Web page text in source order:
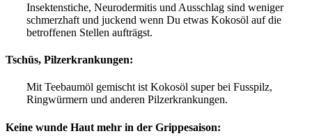
Insektenstiche, Neurodermitis und Ausschlag sind weniger
schmerzhaft und juckend wenn Du etwas Kokosöl auf die
betroffenen Stellen aufträgst.
Tschüs, Pilzerkrankungen:
Mit Teebaumöl gemischt ist Kokosöl super bei Fusspilz,
Ringwürmern und anderen Pilzerkrankungen.
Keine wunde Haut mehr in der Grippesaison: